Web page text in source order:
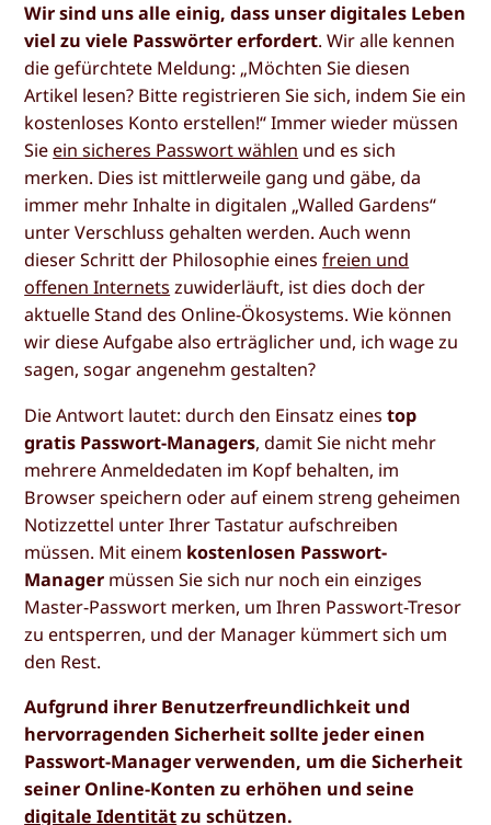
Wir sind uns alle einig, dass unser digitales Leben
viel zu viele Passwörter erfordert. Wir alle kennen
die gefürchtete Meldung: „Möchten Sie diesen
Artikel lesen? Bitte registrieren Sie sich, indem Sie ein
kostenloses Konto erstellen!“ Immer wieder müssen
Sie ein sicheres Passwort wählen und es sich
merken. Dies ist mittlerweile gang und gäbe, da
immer mehr Inhalte in digitalen „Walled Gardens“
unter Verschluss gehalten werden. Auch wenn
dieser Schritt der Philosophie einesfreien und
offenen Internets zuwiderläuft, ist dies doch der
aktuelle Stand des Online-Ökosystems. Wie können
wir diese Aufgabe also erträglicher und, ich wage zu
sagen, sogar angenehm gestalten?
Die Antwort lautet: durch den Einsatz einestop
gratis Passwort-Managers, damit Sie nicht mehr
mehrere Anmeldedaten im Kopf behalten, im
Browser speichern oder auf einem streng geheimen
Notizzettel unter Ihrer Tastatur aufschreiben
müssen. Mit einem kostenlosen Passwort-
Manager müssen Sie sich nur noch ein einziges
Master-Passwort merken, um Ihren Passwort-Tresor
zu entsperren, und der Manager kümmert sich um
den Rest.
Aufgrund ihrer Benutzerfreundlichkeit und
hervorragenden Sicherheit sollte jeder einen
Passwort-Manager verwenden, um die Sicherheit
seiner Online-Konten zu erhöhen und seine
digitale Identitätzu schützen.